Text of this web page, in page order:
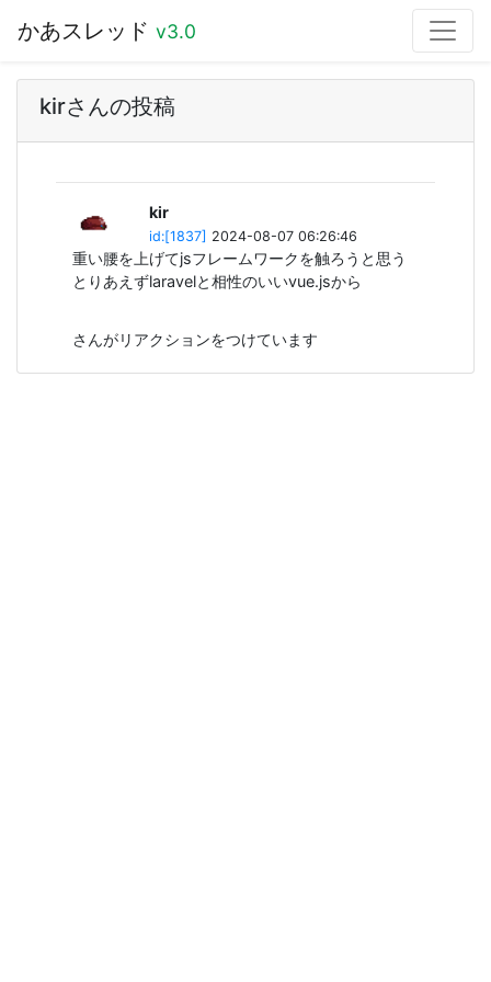
かあスレッド v3.0
kirさんの投稿
kir
id:[1837] 2024-08-07 06:26:46
重い腰を上げてjsフレームワークを触ろうと思う
とりあえずlaravelと相性のいいvue.jsから
さんがリアクションをつけています